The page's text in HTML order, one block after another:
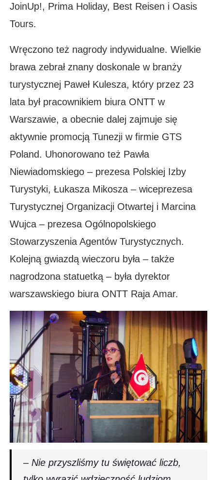
JoinUp!, Prima Holiday, Best Reisen i Oasis
Tours.
Wręczono też nagrody indywidualne. Wielkie
brawa zebrał znany doskonale w branży
turystycznej Paweł Kulesza, który przez 23
lata był pracownikiem biura ONTT w
Warszawie, a obecnie dalej zajmuje się
aktywnie promocją Tunezji w firmie GTS
Poland. Uhonorowano też Pawła
Niewiadomskiego – prezesa Polskiej Izby
Turystyki, Łukasza Mikosza – wiceprezesa
Turystycznej Organizacji Otwartej i Marcina
Wujca – prezesa Ogólnopolskiego
Stowarzyszenia Agentów Turystycznych.
Kolejną gwiazdą wieczoru była – także
nagrodzona statuetką – była dyrektor
warszawskiego biura ONTT Raja Amar.
– Nie przyszliśmy tu świętować liczb,